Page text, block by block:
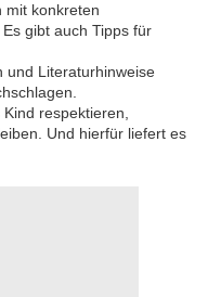
mit konkreten
gibt auch Tipps für
und Literaturhinweise
respektieren,
Und hierfür liefert es